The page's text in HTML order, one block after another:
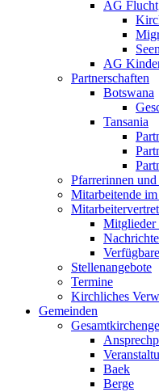
AG
AG
Partnerschaften
Botswana
Tansania
Pfarrerinnen
Mitarbeitende
Stellenangebote
Termine
Kirchliches
Gemeinden
Baek
Berge